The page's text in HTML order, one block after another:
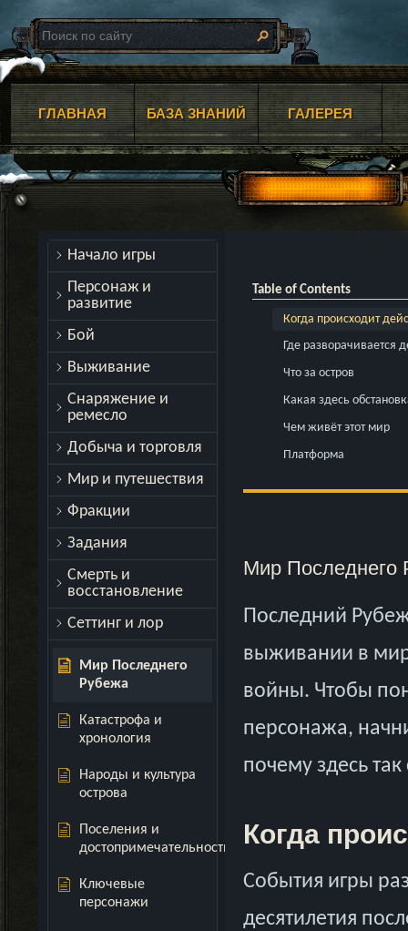
ГЛАВНАЯ БАЗА ЗНАНИЙ ГАЛЕРЕЯ
Начало игры
Персонаж и
развитие
Бой
Выживание
Снаряжение и
ремесло
Добыча и торговля
Мир и путешествия
Фракции
Задания
Смерть и
восстановление
Сеттинг и лор
Мир Последнего
Рубежа
Катастрофа и
хронология
Народы и культура
острова
Поселения и
достопримечательности
Ключевые
персонажи
Table of Contents
Когда происходит
Где разворачивается
Что за остров
Какая здесь
Чем живёт этот мир
Платформа
Мир Последнего
Последний
выживании в
войны. Чтобы
персонажа,
почему здесь
Когда
События игры
десятилетия